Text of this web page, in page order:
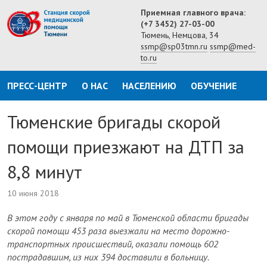
Приемная главного врача:
(+7 3452) 27-03-00
Тюмень, Немцова, 34
ssmp@sp03tmn.ru ssmp@med-
to.ru
ПРЕСС-ЦЕНТР О НАС НАСЕЛЕНИЮ ОБУЧЕНИЕ
Тюменские бригады скорой
помощи приезжают на ДТП за
8,8 минут
10 июня 2018
В этом году с января по май в Тюменской области бригады
скорой помощи 453 раза выезжали на место дорожно-
транспортных происшествий, оказали помощь 602
пострадавшим, из них 394 доставили в больницу.